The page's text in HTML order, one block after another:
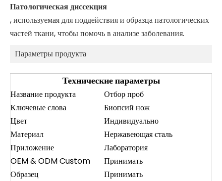
Патологическая диссекция
, используемая для поддействия и образца патологических
частей ткани, чтобы помочь в анализе заболевания.
Параметры продукта
Технические параметры
Название продукта
Отбор проб
Ключевые слова
Биопсий нож
Цвет
Индивидуально
Материал
Нержавеющая сталь
Приложение
Лаборатория
OEM & ODM Custom
Принимать
Образец
Принимать